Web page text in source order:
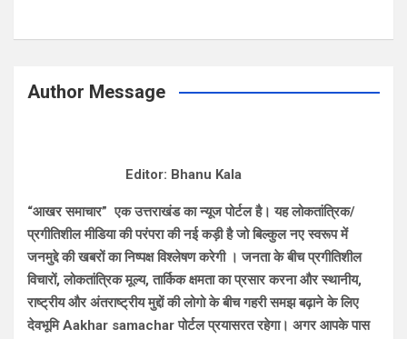
Author Message
Editor: Bhanu Kala
“आखर समाचार” एक उत्तराखंड का न्यूज पोर्टल है। यह लोकतांत्रिक/
प्रगीतिशील मीडिया की परंपरा की नई कड़ी है जो बिल्कुल नए स्वरूप में
जनमुद्दे की खबरों का निष्पक्ष विश्लेषण करेगी । जनता के बीच प्रगीतिशील
विचारों, लोकतांत्रिक मूल्य, तार्किक क्षमता का प्रसार करना और स्थानीय,
राष्ट्रीय और अंतराष्ट्रीय मुद्दों की लोगो के बीच गहरी समझ बढ़ाने के लिए
देवभूमि Aakhar samachar पोर्टल प्रयासरत रहेगा। अगर आपके पास